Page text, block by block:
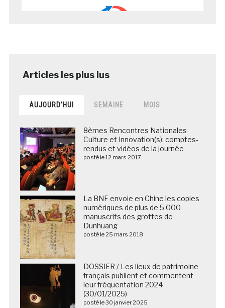
AUJOURD’HUI SEMAINE MOIS
8èmes Rencontres Nationales
Culture et Innovation(s): comptes-
rendus et vidéos de la journée
posté le 12 mars 2017
La BNF envoie en Chine les copies
numériques de plus de 5 000
manuscrits des grottes de
Dunhuang
posté le 25 mars 2018
DOSSIER / Les lieux de patrimoine
français publient et commentent
leur fréquentation 2024
(30/01/2025)
posté le 30 janvier 2025